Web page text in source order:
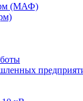
(МАФ)